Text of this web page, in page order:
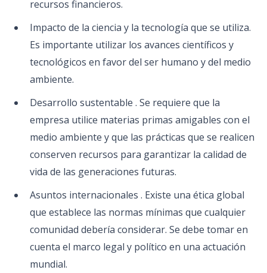
recursos financieros.
Impacto de la ciencia y la tecnología que se utiliza.
Es importante utilizar los avances científicos y
tecnológicos en favor del ser humano y del medio
ambiente.
Desarrollo sustentable . Se requiere que la
empresa utilice materias primas amigables con el
medio ambiente y que las prácticas que se realicen
conserven recursos para garantizar la calidad de
vida de las generaciones futuras.
Asuntos internacionales . Existe una ética global
que establece las normas mínimas que cualquier
comunidad debería considerar. Se debe tomar en
cuenta el marco legal y político en una actuación
mundial.